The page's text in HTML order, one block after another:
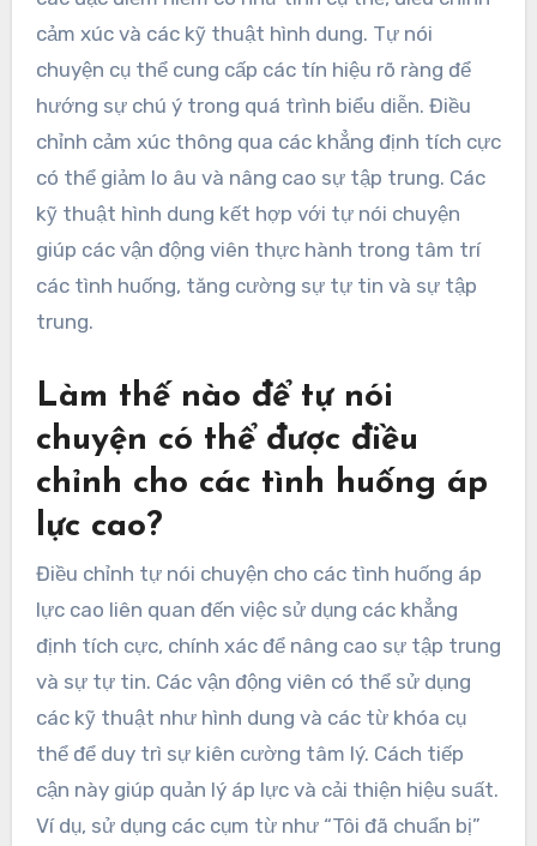
Các đặc điểm hiếm có
của tự nói chuyện nâng
cao sự tập trung là gì?
Tự nói chuyện nâng cao sự tập trung thông qua
các đặc điểm hiếm có như tính cụ thể, điều chỉnh
cảm xúc và các kỹ thuật hình dung. Tự nói
chuyện cụ thể cung cấp các tín hiệu rõ ràng để
hướng sự chú ý trong quá trình biểu diễn. Điều
có thể giảm lo âu và nâng cao sự tập trung. Các
kỹ thuật hình dung kết hợp với tự nói chuyện
giúp các vận động viên thực hành trong tâm trí
các tình huống, tăng cường sự tự tin và sự tập
trung.
Làm thế nào để tự nói
chuyện có thể được điều
chỉnh cho các tình huống áp
lực cao?
Điều chỉnh tự nói chuyện cho các tình huống áp
lực cao liên quan đến việc sử dụng các khẳng